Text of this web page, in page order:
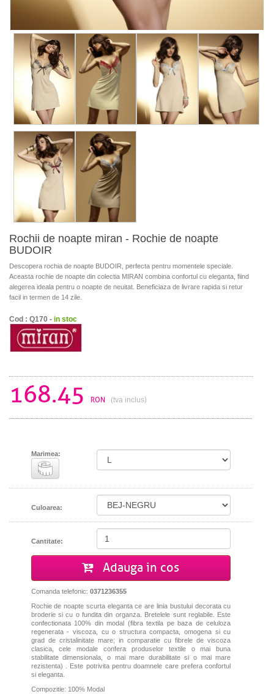
Rochii de noapte miran - Rochie de noapte
BUDOIR
Descopera rochia de noapte BUDOIR, perfecta pentru momentele speciale.
Aceasta rochie de noapte din colectia MIRAN combina confortul cu eleganta, fiind
alegerea ideala pentru o noapte de neuitat. Beneficiaza de livrare rapida si retur
facil in termen de 14 zile.
Cod : Q170 - in stoc
168.45 RON (tva inclus)
Marimea:
Culoarea:
Cantitate:
Adauga in cos
Comanda telefonic: 0371236355
Rochie de noapte scurta eleganta ce are linia bustului decorata cu
broderie si cu o fundita din organza. Bretelele sunt reglabile. Este
confectionata 100% din modal (fibra textila pe baza de celuloza
regenerata - viscoza, cu o structura compacta, omogena si cu
grad de cristalinitate mare; in comparatie cu fibrele de viscoza
clasica, cele modale confera produselor textile o mai buna
stabilitate dimensionala, o mai mare durabilitate si o mai mare
rezistenta) . Este potrivita pentru doamnele care prefera confortul
si eleganta.
Compozitie: 100% Modal